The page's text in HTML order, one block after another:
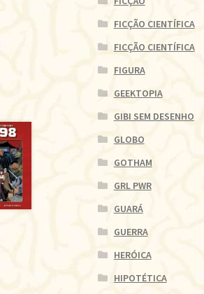
FICÇÃO CIENTÍFICA
FICÇÃO CIENTÍFICA
FIGURA
GEEKTOPIA
GIBI SEM DESENHO
GLOBO
GOTHAM
GRL PWR
GUARÁ
GUERRA
HERÓICA
HIPOTÉTICA